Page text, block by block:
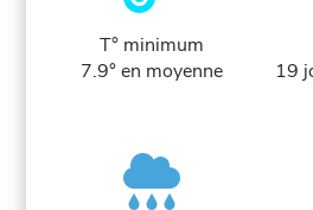
T° minimum
7.9° en moyenne
19